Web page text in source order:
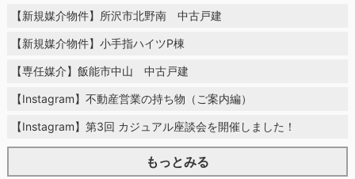
【新規媒介物件】所沢市北野南 中古戸建
【新規媒介物件】小手指ハイツP棟
【専任媒介】飯能市中山 中古戸建
【Instagram】不動産営業の持ち物（ご案内編）
【Instagram】第3回 カジュアル座談会を開催しました！
もっとみる